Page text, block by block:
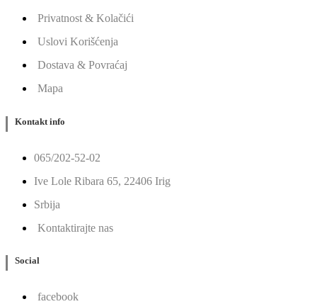
Privatnost & Kolačići
Uslovi Korišćenja
Dostava & Povraćaj
Mapa
Kontakt info
065/202-52-02
Ive Lole Ribara 65, 22406 Irig
Srbija
Kontaktirajte nas
Social
facebook